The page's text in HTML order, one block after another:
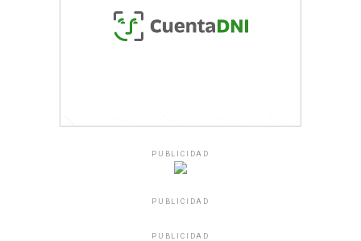
PUBLICIDAD
PUBLICIDAD
PUBLICIDAD